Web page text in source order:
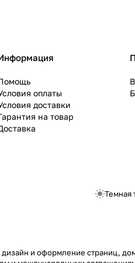
оплаты
доставки
на товар
Темная
дизайн и оформление страниц,